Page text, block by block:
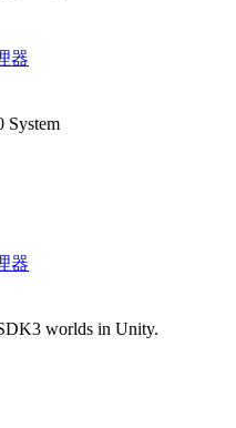
器
System
器
worlds in Unity.